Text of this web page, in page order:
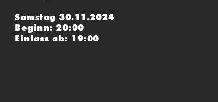
Samstag 30.11.2024
Beginn: 20:00
Einlass ab: 19:00